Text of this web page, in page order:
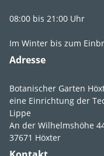
Feuchte
Boden­ansprüche
08:00 bis 21:00 Uhr
Im Winter bis zum
Adresse
Botanischer Garten
eine Einrichtung der
Lippe
An der Wilhelmshöhe
37671 Höxter